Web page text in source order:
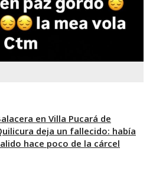
en Villa Pucará de
deja un fallecido: había
hace poco de la cárcel